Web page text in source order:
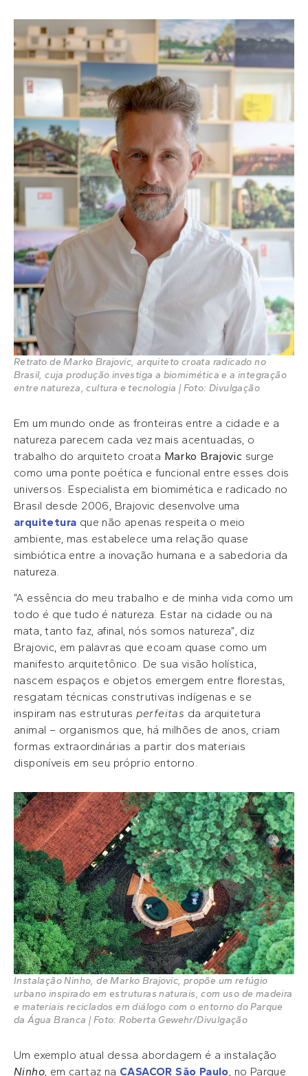
Retrato de Marko Brajovic, arquiteto croata radicado no
Brasil, cuja produção investiga a biomimética e a integração
entre natureza, cultura e tecnologia | Foto: Divulgação
Em um mundo onde as fronteiras entre a cidade e a
natureza parecem cada vez mais acentuadas, o
trabalho do arquiteto croata Marko Brajovic surge
como uma ponte poética e funcional entre esses dois
universos. Especialista em biomimética e radicado no
Brasil desde 2006, Brajovic desenvolve uma
arquitetura que não apenas respeita o meio
ambiente, mas estabelece uma relação quase
simbiótica entre a inovação humana e a sabedoria da
natureza.
“A essência do meu trabalho e de minha vida como um
todo é que tudo é natureza. Estar na cidade ou na
mata, tanto faz, afinal, nós somos natureza”, diz
Brajovic, em palavras que ecoam quase como um
manifesto arquitetônico. De sua visão holística,
nascem espaços e objetos emergem entre florestas,
resgatam técnicas construtivas indígenas e se
inspiram nas estruturas perfeitas da arquitetura
animal – organismos que, há milhões de anos, criam
formas extraordinárias a partir dos materiais
disponíveis em seu próprio entorno.
Instalação Ninho, de Marko Brajovic, propõe um refúgio
urbano inspirado em estruturas naturais, com uso de madeira
e materiais reciclados em diálogo com o entorno do Parque
da Água Branca | Foto: Roberta Gewehr/Divulgação
Um exemplo atual dessa abordagem é a instalação
Ninho, em cartaz na CASACOR São Paulo, no Parque